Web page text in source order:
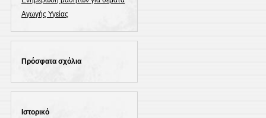
Αγωγής Υγείας
Πρόσφατα σχόλια
Ιστορικό